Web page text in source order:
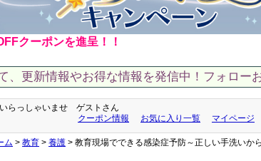
クーポンを進呈！！
更新情報やお得な情報を発信中！フォロー
いらっしゃいませ ゲストさん
クーポン情報
お気に入り一覧 マイページ
ム > 教育 > 養護 > 教育現場でできる感染症予防～正しい手洗いか